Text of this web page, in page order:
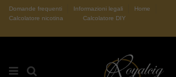
Domande frequenti Informazioni legali
Home
Calcolatore nicotina
Calcolatore DIY